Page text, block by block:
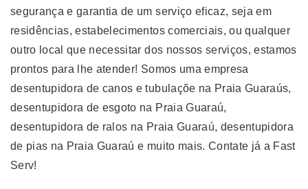
segurança e garantia de um serviço eficaz, seja em
residências, estabelecimentos comerciais, ou qualquer
outro local que necessitar dos nossos serviços, estamos
prontos para lhe atender! Somos uma empresa
desentupidora de canos e tubulaçõe na Praia Guaraús,
desentupidora de esgoto na Praia Guaraú,
desentupidora de ralos na Praia Guaraú, desentupidora
de pias na Praia Guaraú e muito mais. Contate já a Fast
Serv!